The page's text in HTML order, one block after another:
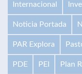
Internacional
Noticia Portada
PAR Explora
PDE PEI Plan